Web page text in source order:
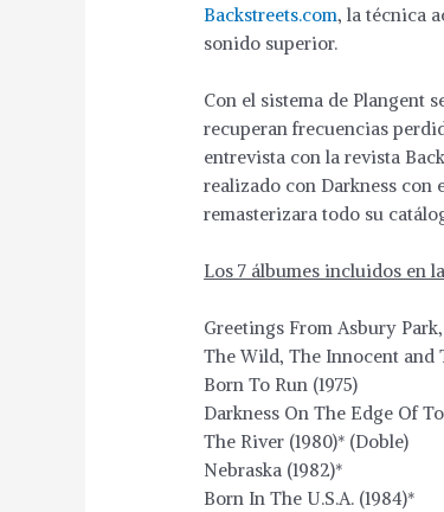
Backstreets.com, la técnica
sonido superior.
Con el sistema de Plangent
recuperan frecuencias
entrevista con la revista
realizado con Darkness con
remasterizara todo su
Los 7 álbumes incluidos en
Greetings From Asbury Park,
The Wild, The Innocent and
Born To Run (1975)
Darkness On The Edge Of
The River (1980)* (Doble)
Nebraska (1982)*
Born In The U.S.A. (1984)*